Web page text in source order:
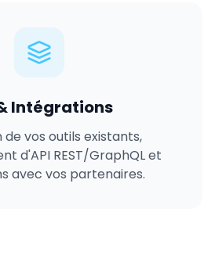
Intégrations
de vos outils existants,
d'API REST/GraphQL et
avec vos partenaires.